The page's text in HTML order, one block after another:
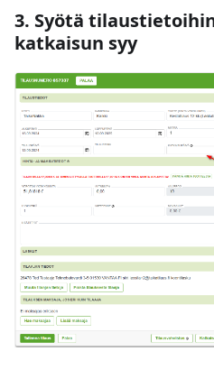
3. Syötä
katkaisun syy